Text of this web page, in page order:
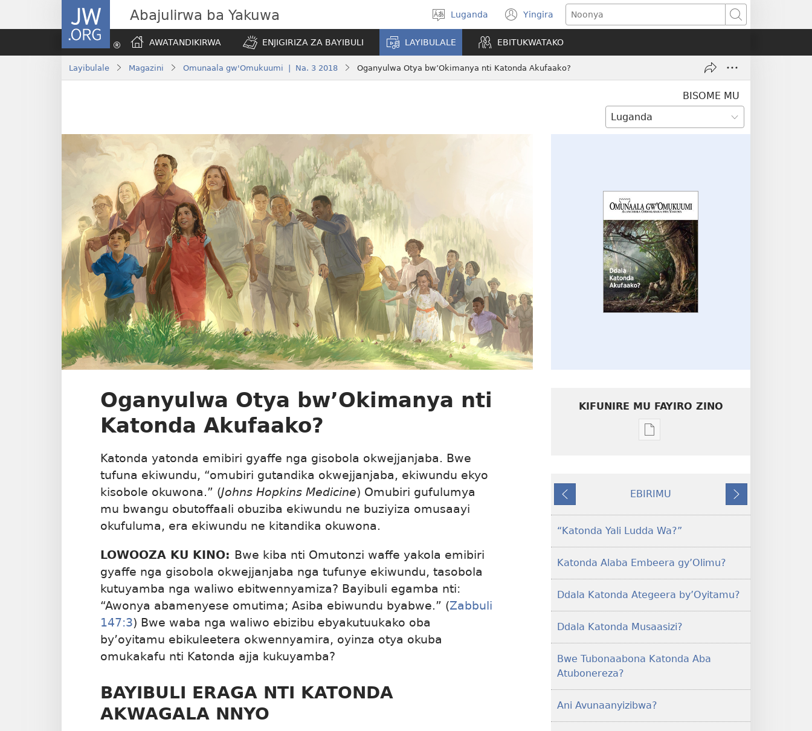
JW.ORG Abajulirwa ba Yakuwa
Londa
olulimi
Luganda Yingira
(opens
new
window)
Noonya
AWATANDIKIRWA ENJIGIRIZA ZA BAYIBULI LAYIBULALE EBITUKWATAKO
Layibulale Magazini Omunaala gw'Omukuumi | Na. 3 2018 Oganyulwa Otya bw’Okimanya nti Katonda Akufaako?
BISOME MU
Oganyulwa Otya bw’Okimanya nti
Katonda Akufaako?
Katonda yatonda emibiri gyaffe nga gisobola okwejjanjaba. Bwe
tufuna ekiwundu, “omubiri gutandika okwejjanjaba, ekiwundu ekyo
kisobole okuwona.” (Johns Hopkins Medicine) Omubiri gufulumya
mu bwangu obutoffaali obuziba ekiwundu ne buziyiza omusaayi
okufuluma, era ekiwundu ne kitandika okuwona.
LOWOOZA KU KINO: Bwe kiba nti Omutonzi waffe yakola emibiri
gyaffe nga gisobola okwejjanjaba nga tufunye ekiwundu, tasobola
kutuyamba nga waliwo ebitwennyamiza? Bayibuli egamba nti:
“Awonya abamenyese omutima; Asiba ebiwundu byabwe.” (Zabbuli
147:3) Bwe waba nga waliwo ebizibu ebyakutuukako oba
by’oyitamu ebikuleetera okwennyamira, oyinza otya okuba
omukakafu nti Katonda ajja kukuyamba?
BAYIBULI ERAGA NTI KATONDA
AKWAGALA NNYO
KIFUNIRE MU FAYIRO ZINO
Eby'okulondako
GW'OMUKUUMI
Akufaako?
Ebivuddeko
EBIRIMU
Ebiddako
“Katonda Yali Ludda Wa?”
Katonda Alaba Embeera gy’Olimu?
Ddala Katonda Ategeera by’Oyitamu?
Ddala Katonda Musaasizi?
Bwe Tubonaabona Katonda Aba
Atubonereza?
Ani Avunaanyizibwa?